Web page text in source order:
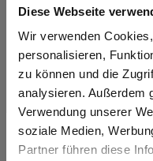
Diese Webseite
Wir verwenden
personalisieren,
zu können und die
analysieren. Außerdem
Verwendung unserer
soziale Medien,
Partner führen diese
sr.modal is not closeable
Are you based